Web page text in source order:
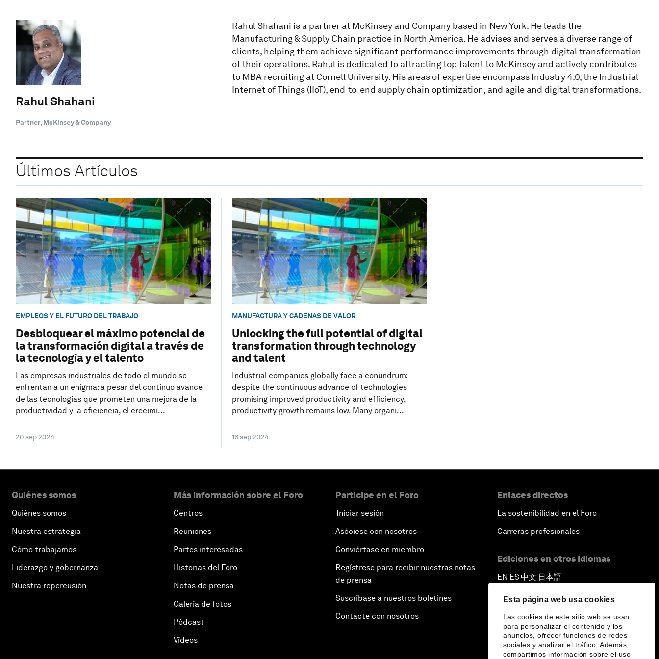
Esta página web usa cookies
Las cookies de este sitio web se usan
para personalizar el contenido y los
anuncios, ofrecer funciones de redes
sociales y analizar el tráfico. Además,
compartimos información sobre el uso
Rahul Shahani
Partner, McKinsey & Company
Rahul Shahani is a partner at McKinsey and Company based in New York. He leads the
Manufacturing & Supply Chain practice in North America. He advises and serves a diverse range of
clients, helping them achieve significant performance improvements through digital transformation
of their operations. Rahul is dedicated to attracting top talent to McKinsey and actively contributes
to MBA recruiting at Cornell University. His areas of expertise encompass Industry 4.0, the Industrial
Internet of Things (IIoT), end-to-end supply chain optimization, and agile and digital transformations.
Últimos Artículos
EMPLEOS Y EL FUTURO DEL TRABAJO
Desbloquear el máximo potencial de
la transformación digital a través de
la tecnología y el talento
Las empresas industriales de todo el mundo se
enfrentan a un enigma: a pesar del continuo avance
de las tecnologías que prometen una mejora de la
productividad y la eficiencia, el crecimi...
20 sep 2024
MANUFACTURA Y CADENAS DE VALOR
Unlocking the full potential of digital
transformation through technology
and talent
Industrial companies globally face a conundrum:
despite the continuous advance of technologies
promising improved productivity and efficiency,
productivity growth remains low. Many organi...
16 sep 2024
Quiénes somos
Quiénes somos
Nuestra estrategia
Cómo trabajamos
Liderazgo y gobernanza
Nuestra repercusión
Más información sobre el Foro
Centros
Reuniones
Partes interesadas
Historias del Foro
Notas de prensa
Galería de fotos
Pódcast
Vídeos
Participe en el Foro
Iniciar sesión
Asóciese con nosotros
Conviértase en miembro
Regístrese para recibir nuestras notas
de prensa
Suscríbase a nuestros boletines
Contacte con nosotros
Enlaces directos
La sostenibilidad en el Foro
Carreras profesionales
Ediciones en otros idiomas
EN ▪ ES▪中文▪ 日本語